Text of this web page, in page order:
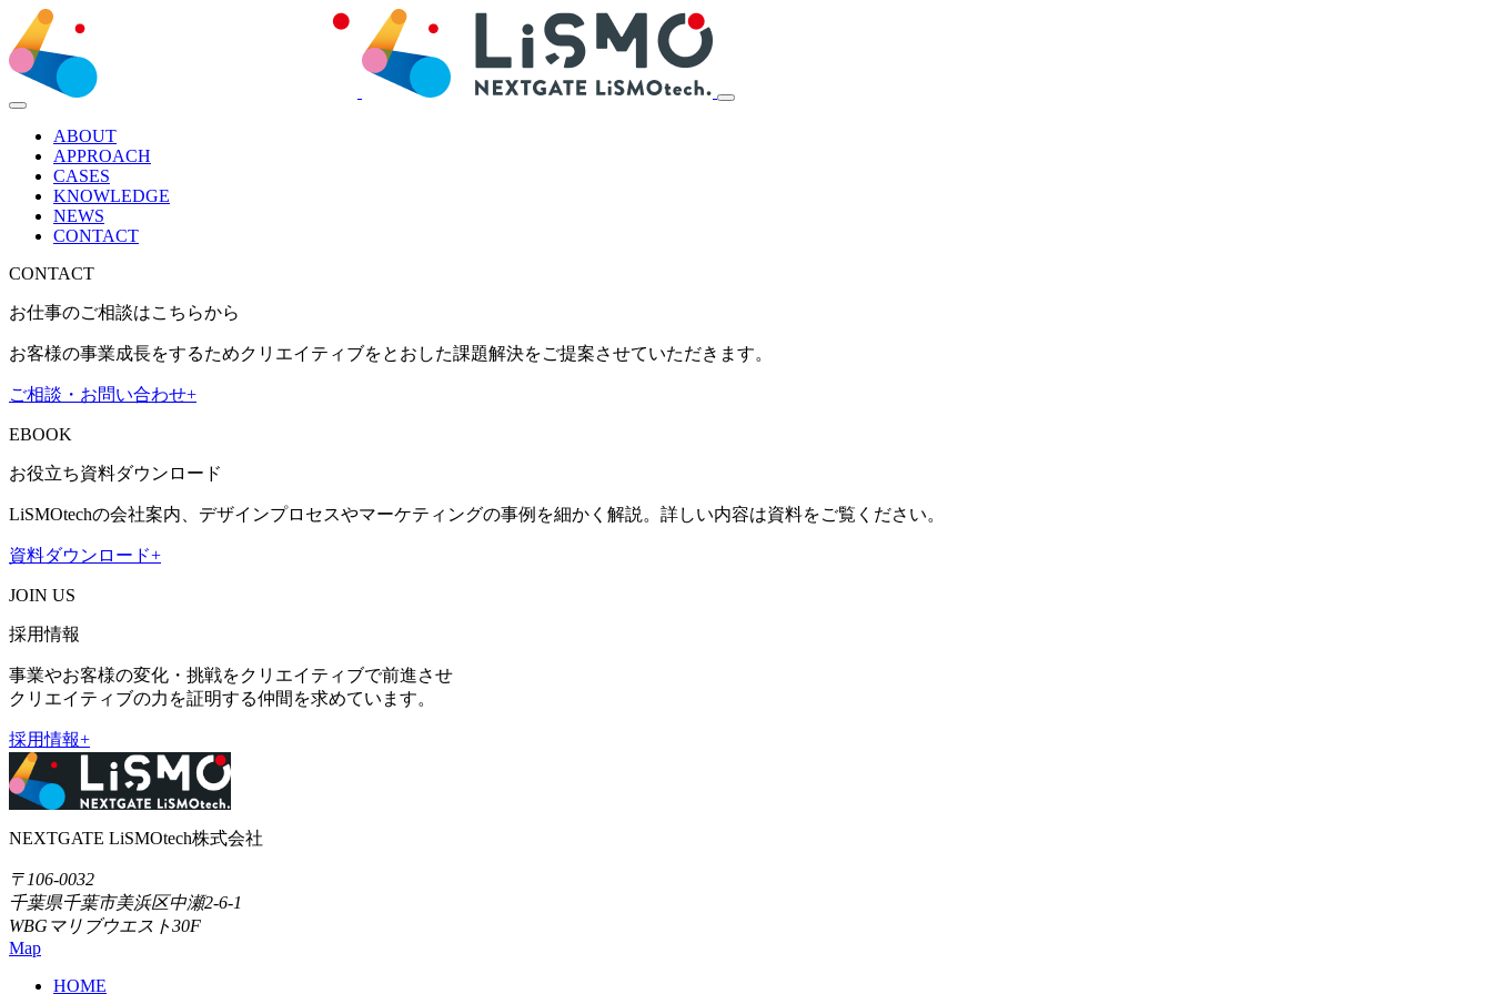
ABOUT
APPROACH
CASES
KNOWLEDGE
NEWS
CONTACT
CONTACT
お仕事のご相談はこちらから
お客様の事業成長をするためクリエイティブをとおした課題解決をご提案させていただきます。
ご相談・お問い合わせ+
EBOOK
お役立ち資料ダウンロード
LiSMOtechの会社案内、デザインプロセスやマーケティングの事例を細かく解説。詳しい内容は資料をご覧ください。
資料ダウンロード+
JOIN US
採用情報
事業やお客様の変化・挑戦をクリエイティブで前進させ
クリエイティブの力を証明する仲間を求めています。
採用情報+
NEXTGATE LiSMOtech株式会社
〒106-0032
千葉県千葉市美浜区中瀬2-6-1
WBGマリブウエスト30F
Map
HOME